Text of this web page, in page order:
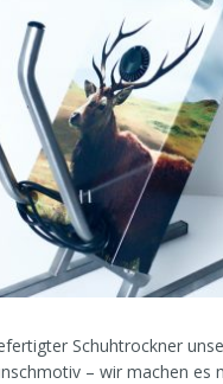
Schuhtrockner
– wir machen es